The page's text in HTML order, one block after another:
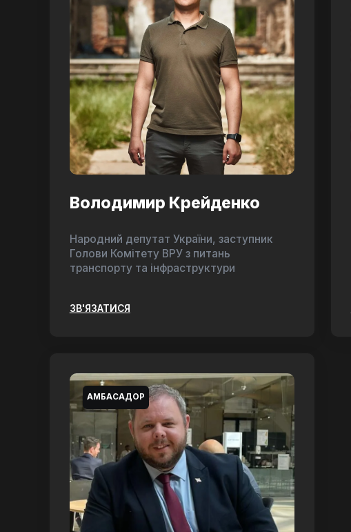
Володимир Крейденко
Народний депутат України, заступник
Голови Комітету ВРУ з питань
транспорту та інфраструктури
ЗВ'ЯЗАТИСЯ
АМБАСАДОР